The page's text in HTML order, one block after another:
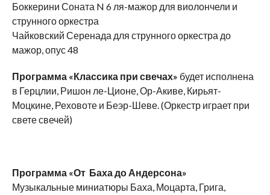
Боккерини Соната N 6 ля-мажор для виолончели и
струнного оркестра
Чайковский Серенада для струнного оркестра до
мажор, опус 48
Программа «Классика при свечах» будет исполнена
в Герцлии, Ришон ле-Ционе, Ор-Акиве, Кирьят-
Моцкине, Реховоте и Беэр-Шеве. (Оркестр играет при
свете свечей)
Программа «От Баха до Андерсона»
Музыкальные миниатюры Баха, Моцарта, Грига,